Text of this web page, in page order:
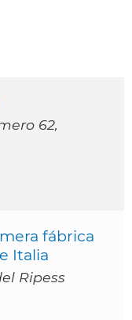
62,
fábrica
Italia
Ripess